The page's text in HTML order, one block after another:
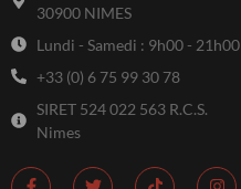
30900 NIMES
Lundi - Samedi : 9h00 - 21h00
+33 (0) 6 75 99 30 78
SIRET 524 022 563 R.C.S.
Nimes